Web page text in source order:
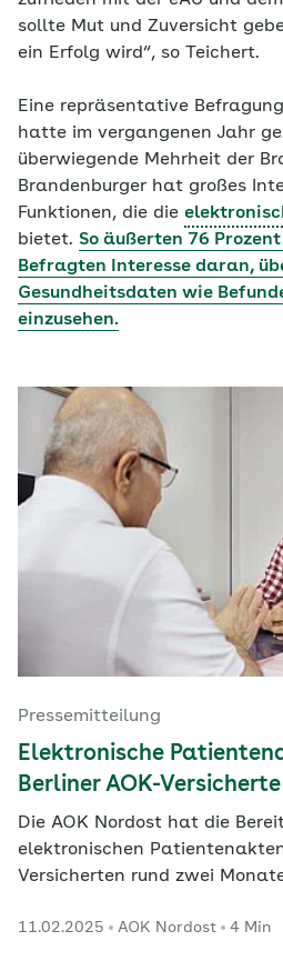
sollte Mut und Zuversicht
ein Erfolg wird“, so Teichert.
Eine repräsentative
hatte im vergangenen Jahr
überwiegende Mehrheit der
Brandenburger hat großes
Funktionen, die die
bietet. So äußerten 76
Befragten Interesse daran,
Gesundheitsdaten wie
einzusehen.
Pressemitteilung
Elektronische
Berliner AOK-
Die AOK Nordost hat die
elektronischen
Versicherten rund zwei
drei Prozent der Versicherten
11.02.2025 AOK Nordost 4 Min